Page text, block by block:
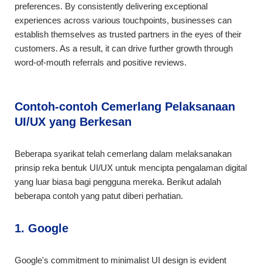
preferences. By consistently delivering exceptional
experiences across various touchpoints, businesses can
establish themselves as trusted partners in the eyes of their
customers. As a result, it can drive further growth through
word-of-mouth referrals and positive reviews.
Contoh-contoh Cemerlang Pelaksanaan
UI/UX yang Berkesan
Beberapa syarikat telah cemerlang dalam melaksanakan
prinsip reka bentuk UI/UX untuk mencipta pengalaman digital
yang luar biasa bagi pengguna mereka. Berikut adalah
beberapa contoh yang patut diberi perhatian.
1. Google
Google's commitment to minimalist UI design is evident